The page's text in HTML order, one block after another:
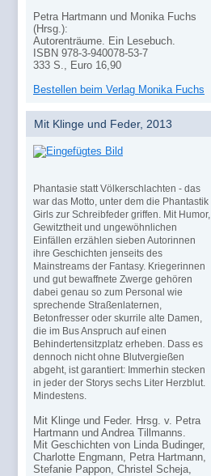
Petra Hartmann und Monika Fuchs
(Hrsg.):
Autorenträume. Ein Lesebuch.
ISBN 978-3-940078-53-7
333 S., Euro 16,90
Bestellen beim Verlag Monika Fuchs
Mit Klinge und Feder, 2013
Phantasie statt Völkerschlachten - das
war das Motto, unter dem die Phantastik
Girls zur Schreibfeder griffen. Mit Humor,
Gewitztheit und ungewöhnlichen
Einfällen erzählen sieben Autorinnen
ihre Geschichten jenseits des
Mainstreams der Fantasy. Kriegerinnen
und gut bewaffnete Zwerge gehören
dabei genau so zum Personal wie
sprechende Straßenlaternen,
Betonfresser oder skurrile alte Damen,
die im Bus Anspruch auf einen
Behindertensitzplatz erheben. Dass es
dennoch nicht ohne Blutvergießen
abgeht, ist garantiert: Immerhin stecken
in jeder der Storys sechs Liter Herzblut.
Mindestens.
Mit Klinge und Feder. Hrsg. v. Petra
Hartmann und Andrea Tillmanns.
Mit Geschichten von Linda Budinger,
Charlotte Engmann, Petra Hartmann,
Stefanie Pappon, Christel Scheja,